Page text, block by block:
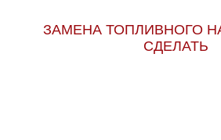
ЗАМЕНА ТОПЛИВНОГО
СДЕЛАТЬ